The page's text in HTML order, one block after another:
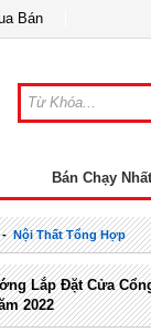
Bán
Bán Chạy Nhất
Nội Thất Tổng Hợp
Lắp Đặt Cửa
2022